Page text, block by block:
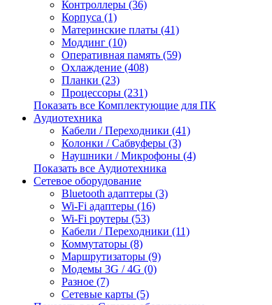
Контроллеры (36)
Корпуса (1)
Материнские платы (41)
Моддинг (10)
Оперативная память (59)
Охлаждение (408)
Планки (23)
Процессоры (231)
Показать все Комплектующие для ПК
Аудиотехника
Кабели / Переходники (41)
Колонки / Сабвуферы (3)
Наушники / Микрофоны (4)
Показать все Аудиотехника
Сетевое оборудование
Bluetooth адаптеры (3)
Wi-Fi адаптеры (16)
Wi-Fi роутеры (53)
Кабели / Переходники (11)
Коммутаторы (8)
Маршрутизаторы (9)
Модемы 3G / 4G (0)
Разное (7)
Сетевые карты (5)